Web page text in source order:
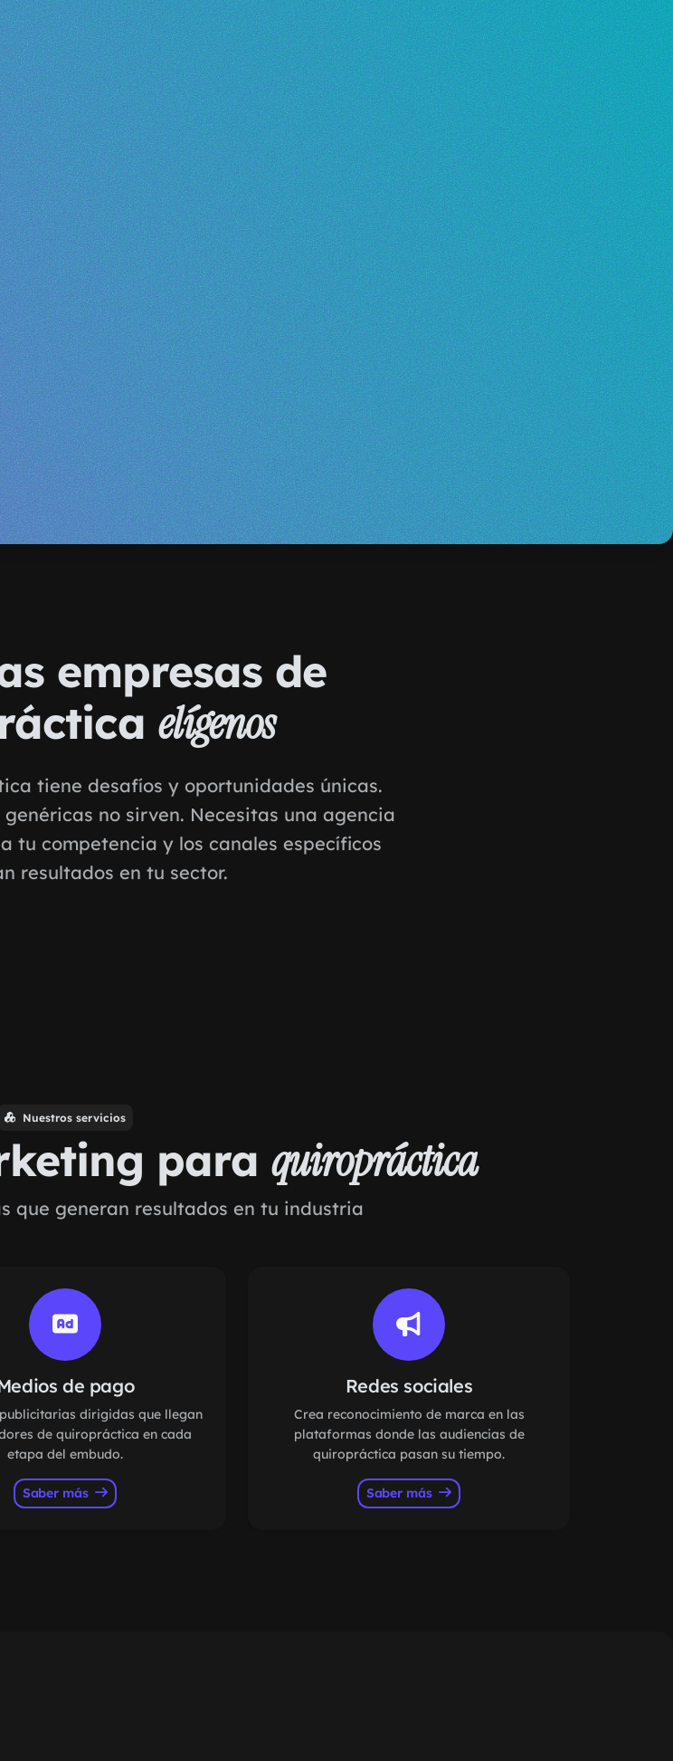
empresas de
elígenos
tiene desafíos y oportunidades únicas.
no sirven. Necesitas una agencia
tu competencia y los canales específicos
resultados en tu sector.
Nuestros servicios
para quiropráctica
que generan resultados en tu industria
de pago
dirigidas que llegan
de quiropráctica en cada
etapa del embudo.
Saber más
Redes sociales
Crea reconocimiento de marca en las
plataformas donde las audiencias de
quiropráctica pasan su tiempo.
Saber más